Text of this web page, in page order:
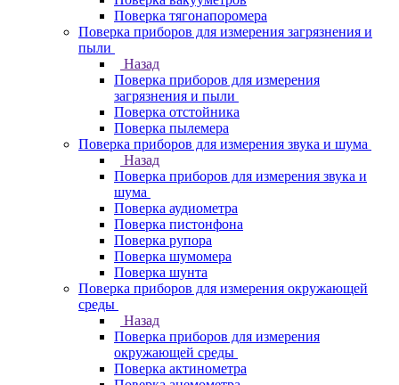
Поверка тягонапоромера
Поверка приборов для измерения загрязнения и
пыли
Назад
Поверка приборов для измерения
загрязнения и пыли
Поверка отстойника
Поверка пылемера
Поверка приборов для измерения звука и шума
Назад
Поверка приборов для измерения звука и
шума
Поверка аудиометра
Поверка пистонфона
Поверка рупора
Поверка шумомера
Поверка шунта
Поверка приборов для измерения окружающей
среды
Назад
Поверка приборов для измерения
окружающей среды
Поверка актинометра